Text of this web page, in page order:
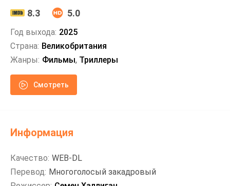
8.3 5.0
Год выхода: 2025
Страна: Великобритания
Жанры: Фильмы, Триллеры
Смотреть
Информация
Качество: WEB-DL
Перевод: Многоголосый закадровый